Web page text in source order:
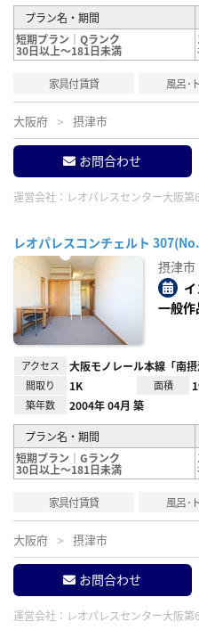
プラン名・期間
短期プラン｜Qランク
30日以上～181日未満
家具付賃貸 風呂･
大阪府 摂津市
お問合わせ
運営会社： レオパレスセンター大阪第6
レオパレスコンチェルト
摂津市
一般
アクセス 大阪モノレール本線「南摂
間取り 1K 面積
築年数 2004年 04月 築
プラン名・期間
短期プラン｜Gランク
30日以上～181日未満
家具付賃貸 風呂･
大阪府 摂津市
お問合わせ
運営会社： レオパレスセンター大阪第6